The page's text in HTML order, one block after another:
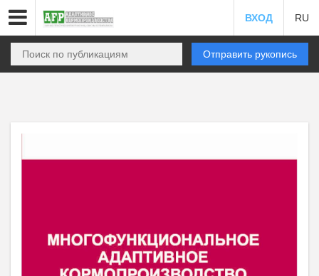
ВХОД RU
Отправить рукопись